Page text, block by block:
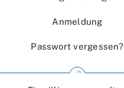
Anmeldung
Passwort vergessen?